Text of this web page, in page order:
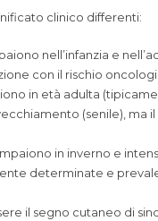
clinico differenti:
nell’infanzia e
con il rischio
in età adulta
(senile),
in inverno e
determinate e
il segno cutaneo di